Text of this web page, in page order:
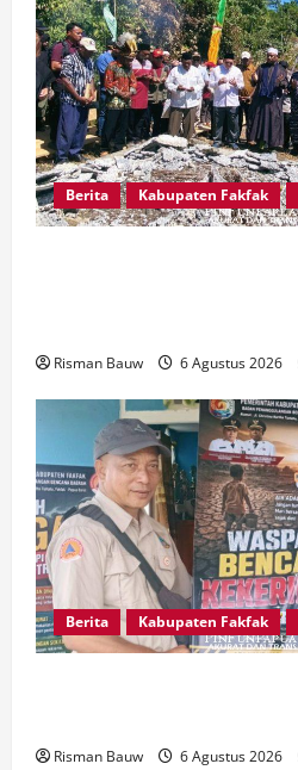
Berita Kabupaten Fakfak
Risman Bauw 6 Agustus 2026
Berita Kabupaten Fakfak
Risman Bauw 6 Agustus 2026